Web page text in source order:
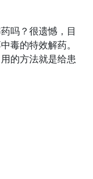
吗？很遗憾，目
毒的特效解药。
的方法就是给患